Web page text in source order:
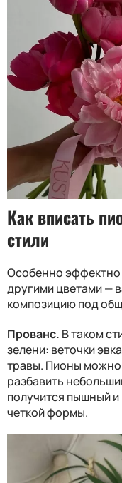
Как вписать
стили
Особенно эффектно
другими цветами —
композицию под
Прованс. В таком
зелени: веточки
травы. Пионы можно
разбавить
получится пышный
четкой формы.